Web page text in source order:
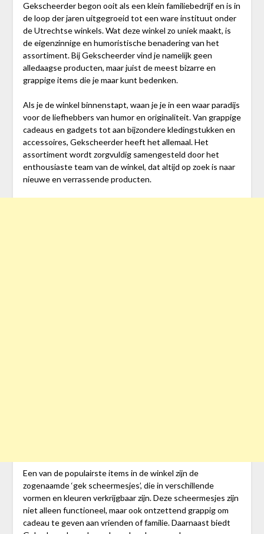
Gekscheerder begon ooit als een klein familiebedrijf en is in
de loop der jaren uitgegroeid tot een ware instituut onder
de Utrechtse winkels. Wat deze winkel zo uniek maakt, is
de eigenzinnige en humoristische benadering van het
assortiment. Bij Gekscheerder vind je namelijk geen
alledaagse producten, maar juist de meest bizarre en
grappige items die je maar kunt bedenken.
Als je de winkel binnenstapt, waan je je in een waar paradijs
voor de liefhebbers van humor en originaliteit. Van grappige
cadeaus en gadgets tot aan bijzondere kledingstukken en
accessoires, Gekscheerder heeft het allemaal. Het
assortiment wordt zorgvuldig samengesteld door het
enthousiaste team van de winkel, dat altijd op zoek is naar
nieuwe en verrassende producten.
Een van de populairste items in de winkel zijn de
zogenaamde ‘gek scheermesjes’, die in verschillende
vormen en kleuren verkrijgbaar zijn. Deze scheermesjes zijn
niet alleen functioneel, maar ook ontzettend grappig om
cadeau te geven aan vrienden of familie. Daarnaast biedt